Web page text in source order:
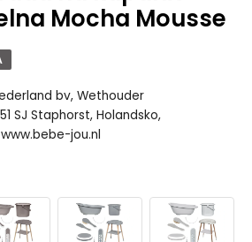
Mocha Mousse
bv, Wethouder
SJ Staphorst, Holandsko,
jou.nl